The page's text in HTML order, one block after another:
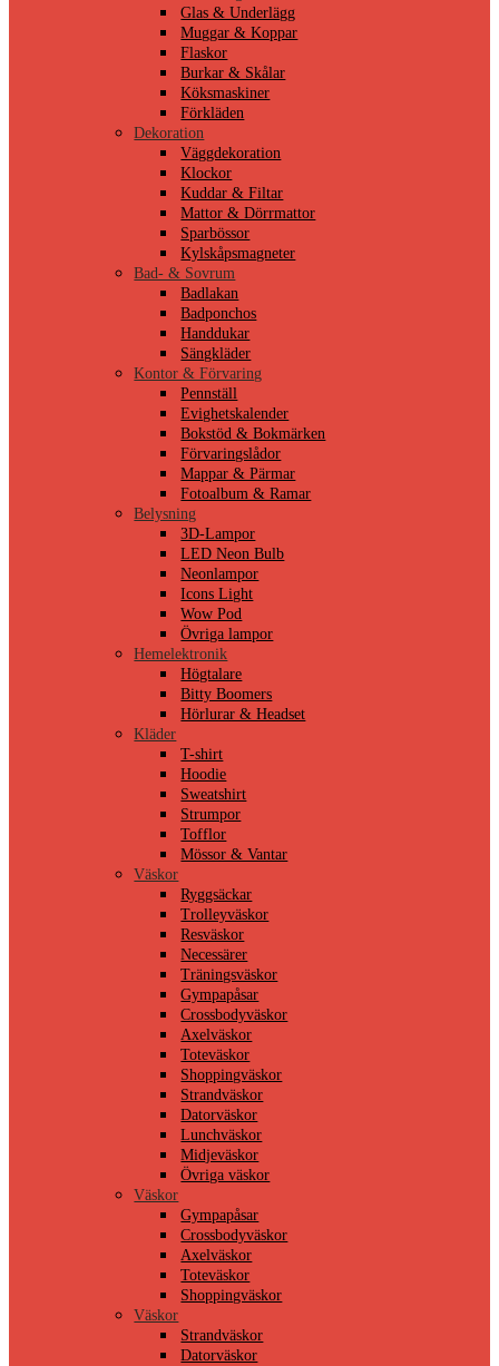
Glas & Underlägg
Muggar & Koppar
Flaskor
Burkar & Skålar
Köksmaskiner
Förkläden
Dekoration
Väggdekoration
Klockor
Kuddar & Filtar
Mattor & Dörrmattor
Sparbössor
Kylskåpsmagneter
Bad- & Sovrum
Badlakan
Badponchos
Handdukar
Sängkläder
Kontor & Förvaring
Pennställ
Evighetskalender
Bokstöd & Bokmärken
Förvaringslådor
Mappar & Pärmar
Fotoalbum & Ramar
Belysning
3D-Lampor
LED Neon Bulb
Neonlampor
Icons Light
Wow Pod
Övriga lampor
Hemelektronik
Högtalare
Bitty Boomers
Hörlurar & Headset
Kläder
T-shirt
Hoodie
Sweatshirt
Strumpor
Tofflor
Mössor & Vantar
Väskor
Ryggsäckar
Trolleyväskor
Resväskor
Necessärer
Träningsväskor
Gympapåsar
Crossbodyväskor
Axelväskor
Toteväskor
Shoppingväskor
Strandväskor
Datorväskor
Lunchväskor
Midjeväskor
Övriga väskor
Väskor
Gympapåsar
Crossbodyväskor
Axelväskor
Toteväskor
Shoppingväskor
Väskor
Strandväskor
Datorväskor